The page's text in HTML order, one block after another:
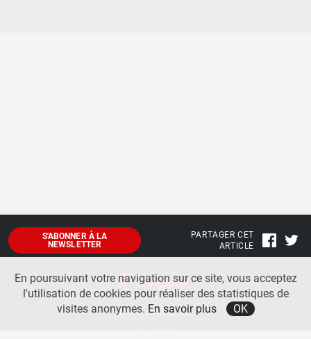
S'ABONNER À LA
NEWSLETTER
PARTAGER CET
ARTICLE
Mentions légales
En poursuivant votre navigation sur ce site, vous acceptez
l'utilisation de cookies pour réaliser des statistiques de
visites anonymes. En savoir plus OK